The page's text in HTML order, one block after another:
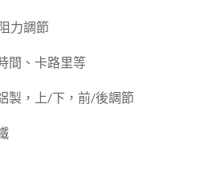
力調節
間、卡路里等
製，上/下，前/後調節